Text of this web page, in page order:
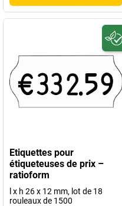
Etiquettes pour
étiqueteuses de prix –
ratioform
l x h 26 x 12 mm, lot de 18
rouleaux de 1500